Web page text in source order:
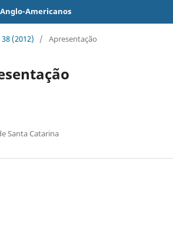
Americanos
38 (2012) / Apresentação
Santa Catarina